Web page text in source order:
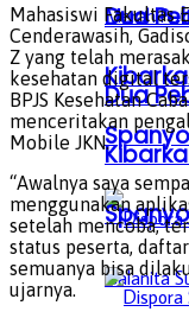
Dua
Dua
Mahasiswi Fakultas
Cenderawasih,
Z yang telah
kesehatan digital
BPJS Kesehatan
menceritakan
Mobile JKN.
“Awalnya saya
menggunakan
setelah mencoba,
status peserta,
semuanya bisa
ujarnya.